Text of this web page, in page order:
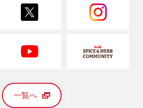
一覧へ